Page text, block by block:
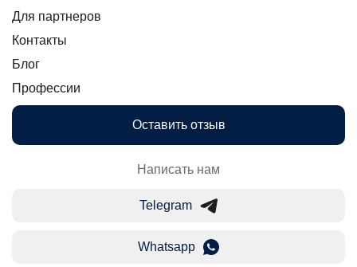
Для партнеров
Контакты
Блог
Профессии
Оставить отзыв
Написать нам
Telegram
Whatsapp